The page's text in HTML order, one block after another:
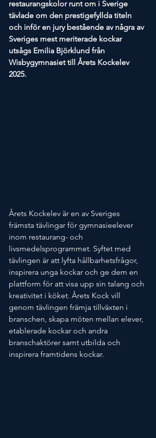
restaurangskolor runt om i Sverige
tävlade om den prestigefyllda titeln
och inför en jury bestående av några av
Sveriges mest meriterade kockar
utsågs Emilia Björklund från
Wisbygymnasiet till Årets Kockelev
2025.
Årets Kockelev är en av Sveriges
främsta tävlingar för gymnasieelever
inom restaurang- och
livsmedelsprogrammet. Syftet med
tävlingen är att lyfta hållbarhetsfrågor,
inspirera unga kockar och ge dem en
plattform för att visa upp sin talang och
kreativitet i köket. Årets Kock vill
genom tävlingen främja tillväxten i
branschen, skapa möten mellan elever,
etablerade kockar och andra
branschaktörer samt utbilda och
inspirera framtidens kockar.